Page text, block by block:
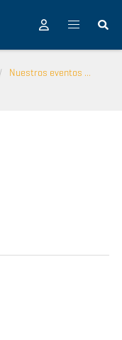
Nuestros eventos ...